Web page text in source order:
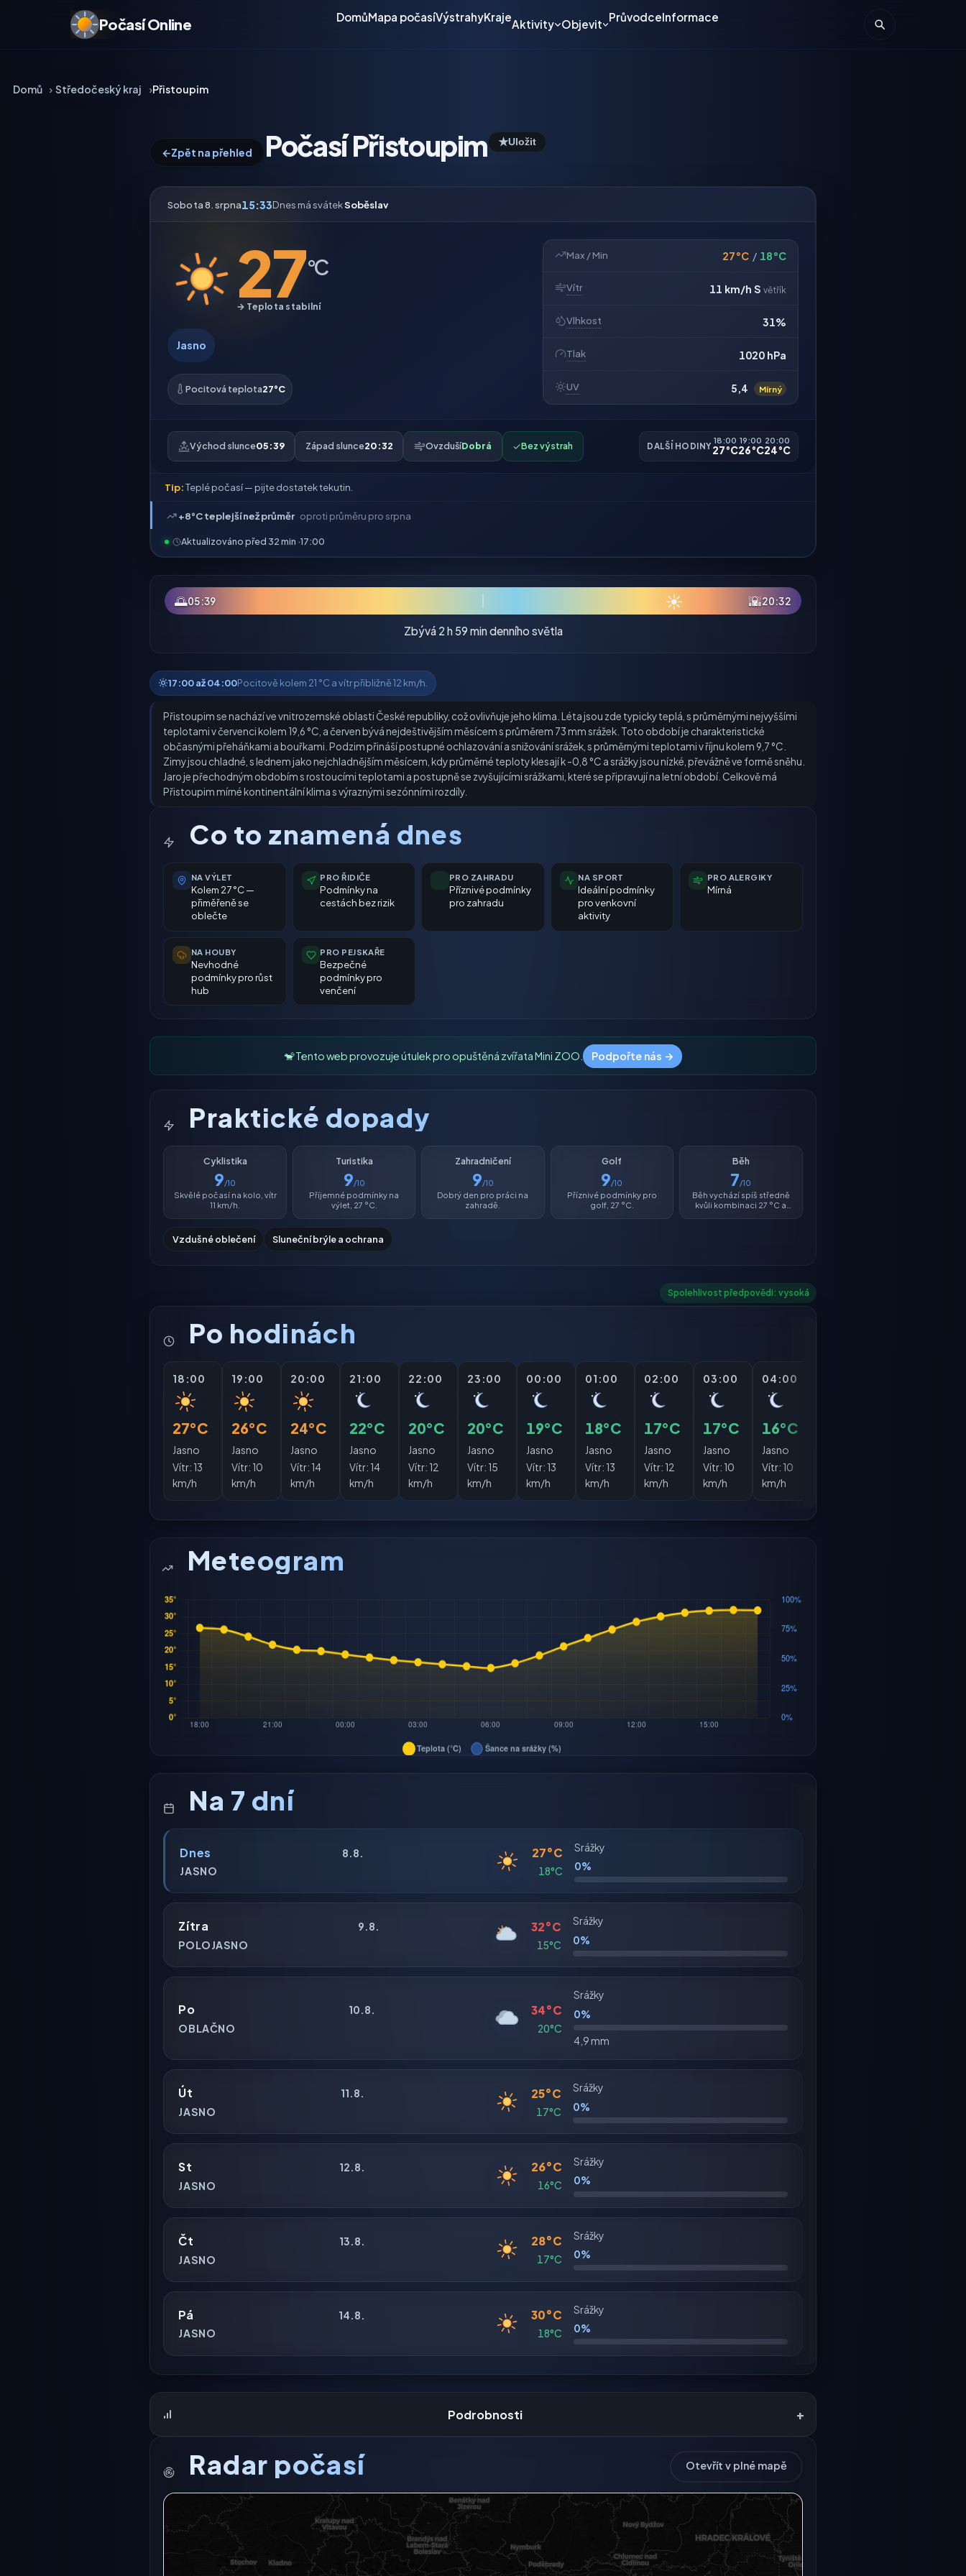
Počasí Online DomůMapa počasíVýstrahyKraje
Aktivity Objevit
PrůvodceInformace
Domů Středočeský kraj Přistoupim
←Zpět na přehled Počasí Přistoupim ★Uložit
Sobota 8. srpna15:33Dnes má svátekSoběslav
27°C
→ Teplota stabilní
Jasno
Pocitová teplota27°C
Max / Min 27°C / 18°C
Vítr 11 km/h S větřík
Vlhkost 31%
Tlak 1020 hPa
UV 5,4 Mírný
Východ slunce05:39 Západ slunce20:32 OvzdušíDobrá ✓Bez výstrah DALŠÍ HODINY
18:00
27°C
19:00
26°C
20:00
24°C
Tip:Teplé počasí — pijte dostatek tekutin.
+8°C teplejší než průměr oproti průměru pro srpna
Aktualizováno před 32 min ·17:00
🌅05:39 ☀ 🌇20:32
Zbývá 2 h 59 min denního světla
17:00 až 04:00Pocitově kolem 21 °C a vítr přibližně 12 km/h.
Přistoupim se nachází ve vnitrozemské oblasti České republiky, což ovlivňuje jeho klima. Léta jsou zde typicky teplá, s průměrnými nejvyššími
teplotami v červenci kolem 19,6 °C, a červen bývá nejdeštivějším měsícem s průměrem 73 mm srážek. Toto období je charakteristické
občasnými přeháňkami a bouřkami. Podzim přináší postupné ochlazování a snižování srážek, s průměrnými teplotami v říjnu kolem 9,7 °C.
Zimy jsou chladné, s lednem jako nejchladnějším měsícem, kdy průměrné teploty klesají k -0,8 °C a srážky jsou nízké, převážně ve formě sněhu.
Jaro je přechodným obdobím s rostoucími teplotami a postupně se zvyšujícími srážkami, které se připravují na letní období. Celkově má
Přistoupim mírné kontinentální klima s výraznými sezónními rozdíly.
Co to znamená dnes
NA VÝLET
Kolem 27 °C —
přiměřeně se
oblečte
PRO ŘIDIČE
Podmínky na
cestách bez rizik
PRO ZAHRADU
Příznivé podmínky
pro zahradu
NA SPORT
Ideální podmínky
pro venkovní
aktivity
PRO ALERGIKY
Mírná
NA HOUBY
Nevhodné
podmínky pro růst
hub
PRO PEJSKAŘE
Bezpečné
podmínky pro
venčení
🐒 Tento web provozuje útulek pro opuštěná zvířata Mini ZOO. Podpořte nás →
Praktické dopady
Cyklistika
9/10
Skvělé počasí na kolo, vítr
11 km/h.
Turistika
9/10
Příjemné podmínky na
výlet, 27 °C.
Zahradničení
9/10
Dobrý den pro práci na
zahradě.
Golf
9/10
Příznivé podmínky pro
golf, 27 °C.
Běh
7/10
Běh vychází spíš středně
kvůli kombinaci 27 °C a
Vzdušné oblečení Sluneční brýle a ochrana
Spolehlivost předpovědi: vysoká
Po hodinách
18:00
27°C
Jasno
Vítr: 13
km/h
19:00
26°C
Jasno
Vítr: 10
km/h
20:00
24°C
Jasno
Vítr: 14
km/h
21:00
22°C
Jasno
Vítr: 14
km/h
22:00
20°C
Jasno
Vítr: 12
km/h
23:00
20°C
Jasno
Vítr: 15
km/h
00:00
19°C
Jasno
Vítr: 13
km/h
01:00
18°C
Jasno
Vítr: 13
km/h
02:00
17°C
Jasno
Vítr: 12
km/h
03:00
17°C
Jasno
Vítr: 10
km/h
04:00
16°C
Jasno
Vítr: 10
km/h
Meteogram
Na 7 dní
Dnes
8.8.
JASNO
27°C
18°C
Srážky
0%
Zítra
9.8.
POLOJASNO
32°C
15°C
Srážky
0%
Po
10.8.
OBLAČNO
34°C
20°C
Srážky
0%
4,9 mm
Út
11.8.
JASNO
25°C
17°C
Srážky
0%
St
12.8.
JASNO
26°C
16°C
Srážky
0%
Čt
13.8.
JASNO
28°C
17°C
Srážky
0%
Pá
14.8.
JASNO
30°C
18°C
Srážky
0%
Podrobnosti +
Radar počasí Otevřít v plné mapě
Radarový snímek momentálně není dostupný.